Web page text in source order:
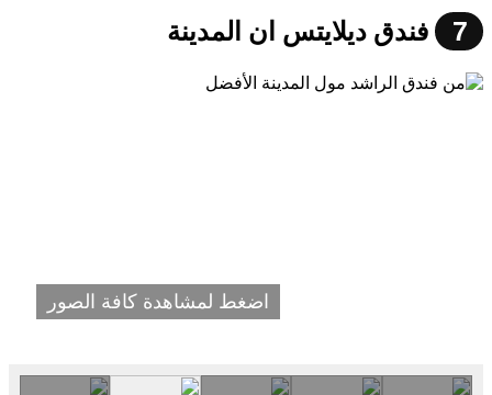
7 فندق ديلايتس ان المدينة
اضغط لمشاهدة كافة الصور